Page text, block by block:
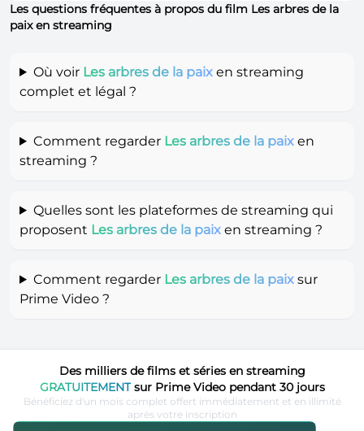
Les questions fréquentes à propos du film Les arbres de la
paix en streaming
Où voir Les arbres de la paixen streaming
complet et légal ?
Comment regarder Les arbres de la paixen
streaming ?
Quelles sont les plateformes de streaming qui
proposent Les arbres de la paix en streaming ?
Comment regarder Les arbres de la paixsur
Prime Video ?
Des milliers de films et séries en streaming
GRATUITEMENTsur Prime Video pendant 30 jours
Bénéficiez d'un mois complet offert immédiatement et en illimité
après votre inscription